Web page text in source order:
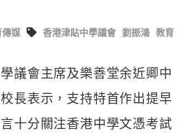
媒 香港津貼中學議會 劉振鴻 教育
議會主席及樂善堂余近卿中
長表示，支持特首作出提早
十分關注香港中學文憑考試